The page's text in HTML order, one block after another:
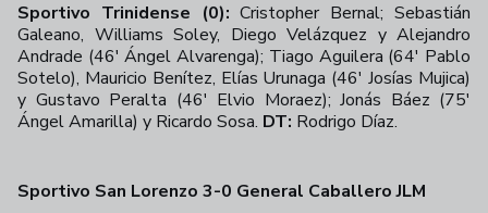
Sportivo Trinidense (0): Cristopher Bernal; Sebastián
Galeano, Williams Soley, Diego Velázquez y Alejandro
Andrade (46' Ángel Alvarenga); Tiago Aguilera (64' Pablo
Sotelo), Mauricio Benítez, Elías Urunaga (46' Josías Mujica)
y Gustavo Peralta (46' Elvio Moraez); Jonás Báez (75'
Ángel Amarilla) y Ricardo Sosa. DT: Rodrigo Díaz.
Sportivo San Lorenzo 3-0 General Caballero JLM